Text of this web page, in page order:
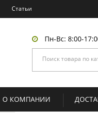
Статьи
Пн-Вс: 8:00-
О КОМПАНИИ